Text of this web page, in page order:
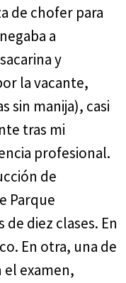
de chofer para
a
y
la vacante,
sin manija), casi
tras mi
profesional.
de
Parque
diez clases. En
En otra, una de
el examen,